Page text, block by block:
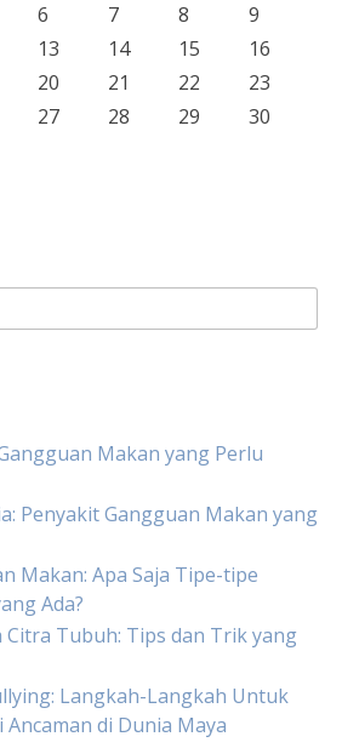
6 7 8
9
13 14 15
16
20 21 22
23
27 28 29
30
Makan yang Perlu
Penyakit Gangguan Makan yang
Makan: Apa Saja Tipe-tipe
Ada?
Tubuh: Tips dan Trik yang
Langkah-Langkah Untuk
di Dunia Maya